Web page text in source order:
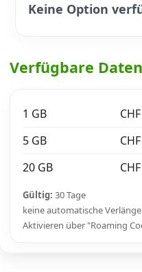
Keine Option
Verfügbare
1 GB
5 GB
20 GB
Gültig: 30 Tage
keine automatische
Aktivieren über "Roaming